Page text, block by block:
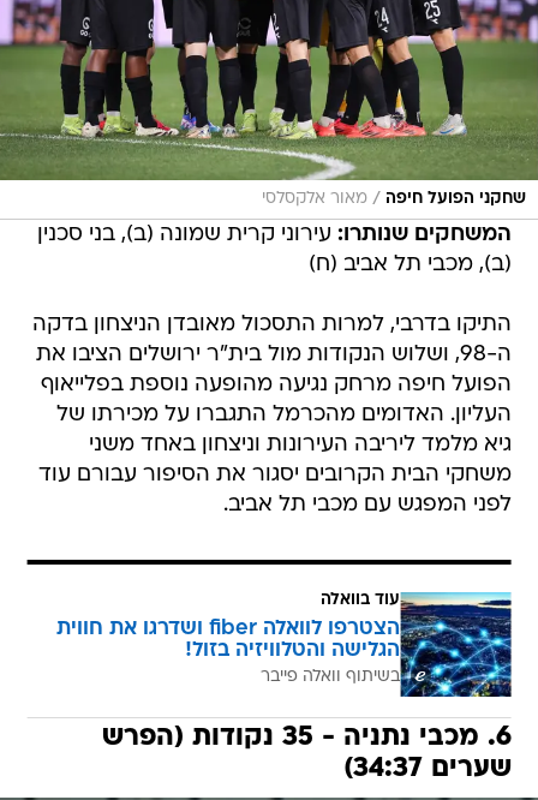
שחקני הפועל חיפה / מאור אלקסלסי
המשחקים שנותרו: עירוני קרית שמונה (ב), בני סכנין
(ב), מכבי תל אביב (ח)
התיקו בדרבי, למרות התסכול מאובדן הניצחון בדקה
ה-98, ושלוש הנקודות מול בית"ר ירושלים הציבו את
הפועל חיפה מרחק נגיעה מהופעה נוספת בפלייאוף
העליון. האדומים מהכרמל התגברו על מכירתו של
גיא מלמד ליריבה העירונות וניצחון באחד משני
משחקי הבית הקרובים יסגור את הסיפור עבורם עוד
לפני המפגש עם מכבי תל אביב.
עוד בוואלה
הצטרפו לוואלה fiber ושדרגו את חווית
הגלישה והטלוויזיה בזול!
בשיתוף וואלה פייבר
6. מכבי נתניה - 35 נקודות (הפרש
שערים 34:37)